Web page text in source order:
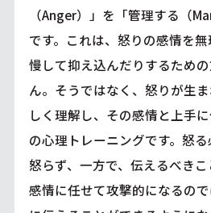
（Anger）」を「管理する（
です。これは、怒りの感情を
慢して抑え込んだりするため
ん。そうではなく、怒りが生
しく理解し、その感情と上手
の心理トレーニングです。怒
怒らず、一方で、伝えるべきこ
感情に任せて攻撃的になるの